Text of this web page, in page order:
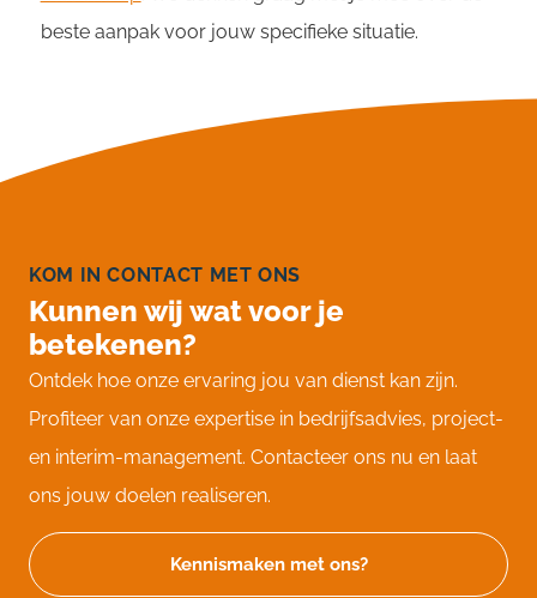
beste aanpak voor jouw specifieke situatie.
KOM IN CONTACT MET ONS
Kunnen wij wat voor je
betekenen?
Ontdek hoe onze ervaring jou van dienst kan zijn.
Profiteer van onze expertise in bedrijfsadvies, project-
en interim-management. Contacteer ons nu en laat
ons jouw doelen realiseren.
Kennismaken met ons?